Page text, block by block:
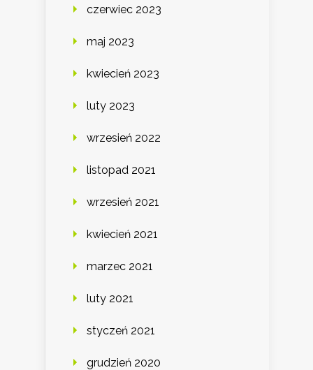
czerwiec 2023
maj 2023
kwiecień 2023
luty 2023
wrzesień 2022
listopad 2021
wrzesień 2021
kwiecień 2021
marzec 2021
luty 2021
styczeń 2021
grudzień 2020